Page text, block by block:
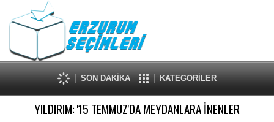
SON DAKİKA KATEGORİLER
YILDIRIM: '15 TEMMUZ'DA MEYDANLARA İNENLER